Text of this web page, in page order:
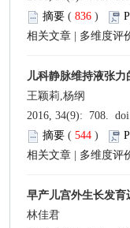
摘要 (836 )
相关文章
多维度评
儿科静脉维持液张力
王颖莉,杨纲
2016, 34(9): 708.
摘要 (544 )
相关文章
多维度评
早产儿宫外生长发
林佳君